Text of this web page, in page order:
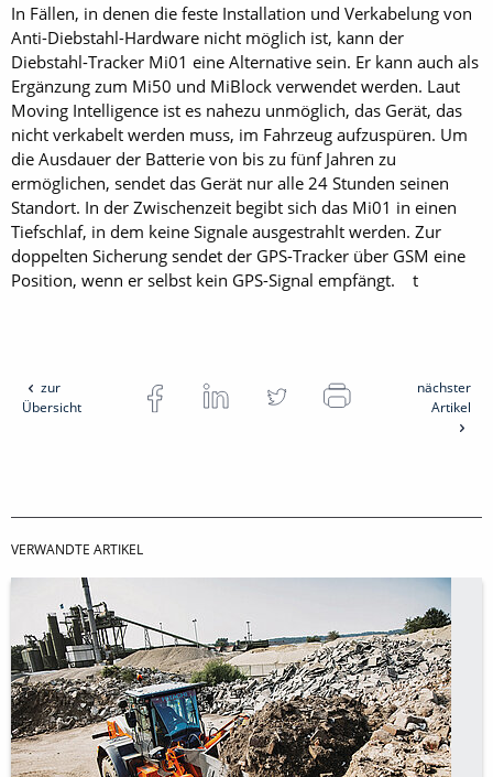
In Fällen, in denen die feste Installation und Verkabelung von
Anti-Diebstahl-Hardware nicht möglich ist, kann der
Diebstahl-Tracker Mi01 eine Alternative sein. Er kann auch als
Ergänzung zum Mi50 und MiBlock verwendet werden. Laut
Moving Intelligence ist es nahezu unmöglich, das Gerät, das
nicht verkabelt werden muss, im Fahrzeug aufzuspüren. Um
die Ausdauer der Batterie von bis zu fünf Jahren zu
ermöglichen, sendet das Gerät nur alle 24 Stunden seinen
Standort. In der Zwischenzeit begibt sich das Mi01 in einen
Tiefschlaf, in dem keine Signale ausgestrahlt werden. Zur
doppelten Sicherung sendet der GPS-Tracker über GSM eine
Position, wenn er selbst kein GPS-Signal empfängt. t
zur
Übersicht
nächster
Artikel
VERWANDTE ARTIKEL